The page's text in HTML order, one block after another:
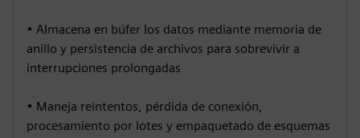
• Almacena en búfer los datos mediante memoria de
anillo y persistencia de archivos para sobrevivir a
interrupciones prolongadas
• Maneja reintentos, pérdida de conexión,
procesamiento por lotes y empaquetado de esquemas